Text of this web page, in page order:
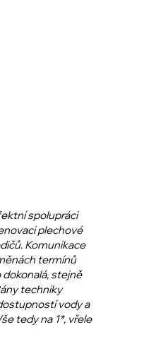
spolupráci
plechové
Komunikace
termínů
stejně
techniky
vody a
tedy na 1*, vřele